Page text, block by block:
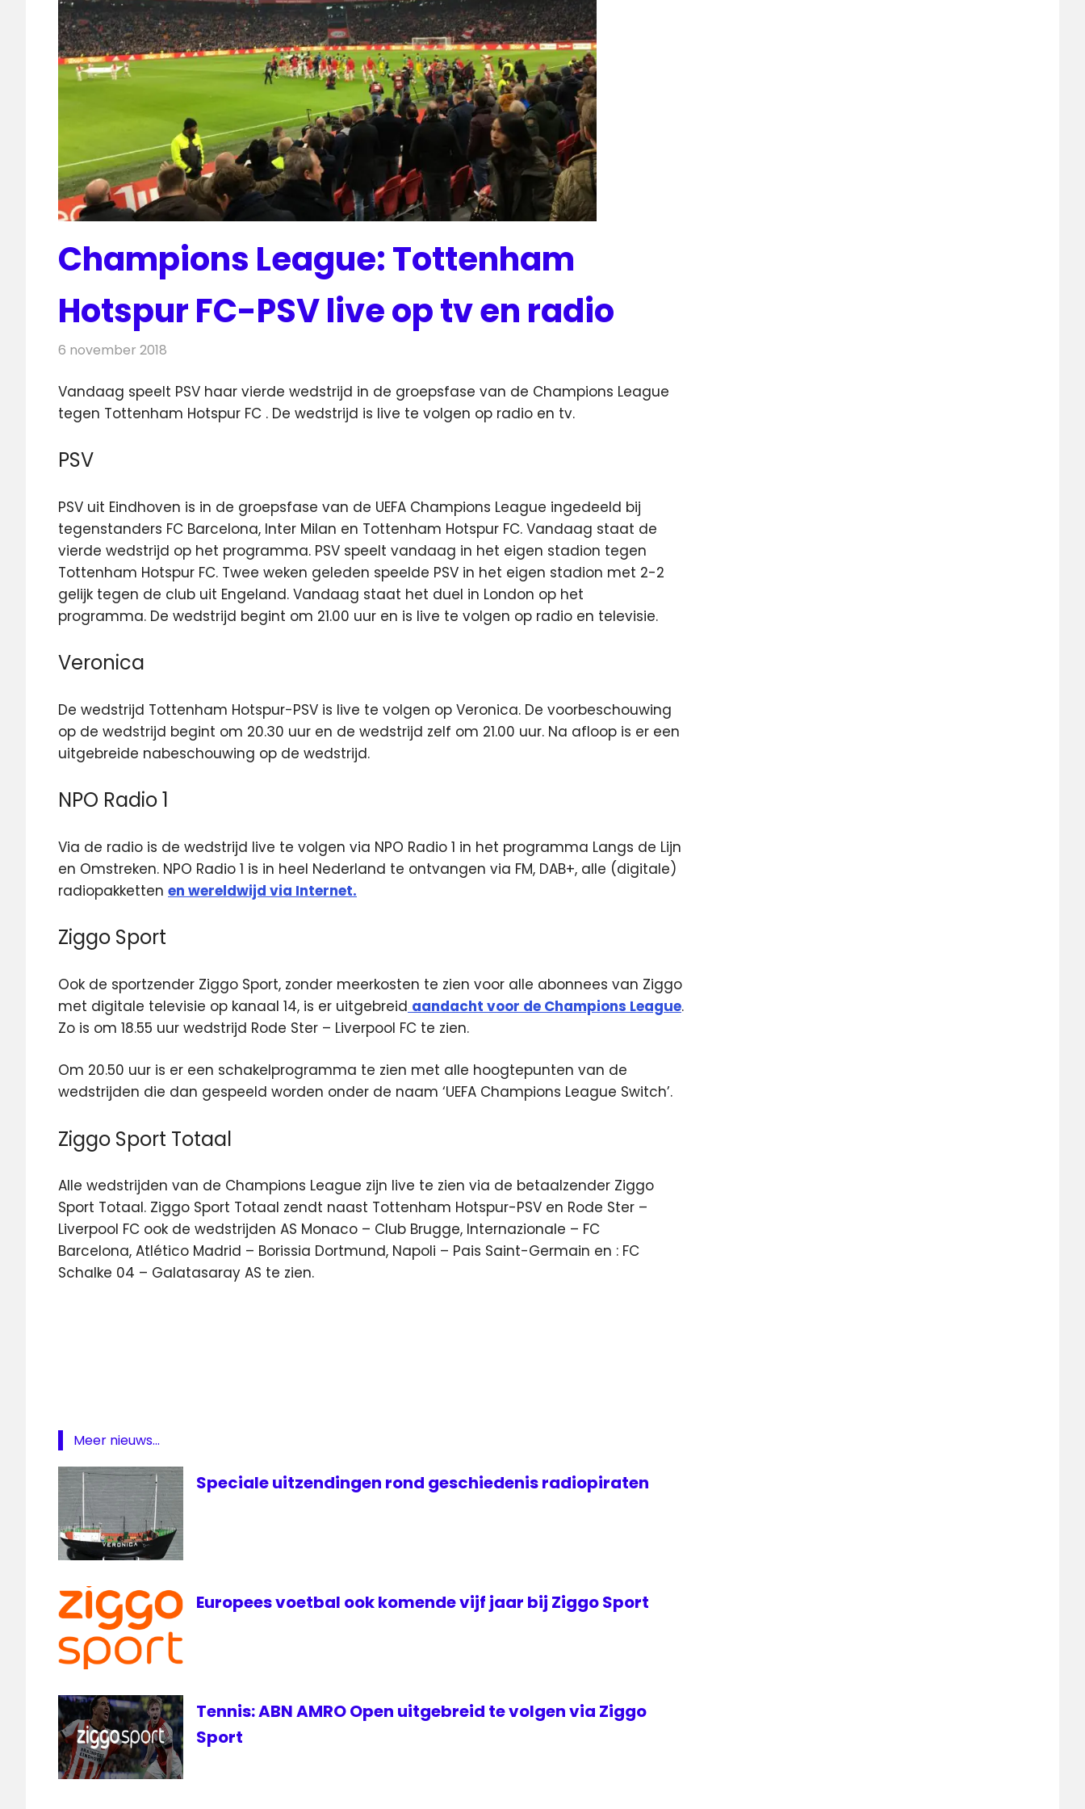
Champions League: Tottenham
Hotspur FC-PSV live op tv en radio
6 november 2018
Vandaag speelt PSV haar vierde wedstrijd in de groepsfase van de Champions League
tegen Tottenham Hotspur FC . De wedstrijd is live te volgen op radio en tv.
PSV
PSV uit Eindhoven is in de groepsfase van de UEFA Champions League ingedeeld bij
tegenstanders FC Barcelona, Inter Milan en Tottenham Hotspur FC. Vandaag staat de
vierde wedstrijd op het programma. PSV speelt vandaag in het eigen stadion tegen
Tottenham Hotspur FC. Twee weken geleden speelde PSV in het eigen stadion met 2-2
gelijk tegen de club uit Engeland. Vandaag staat het duel in London op het
programma. De wedstrijd begint om 21.00 uur en is live te volgen op radio en televisie.
Veronica
De wedstrijd Tottenham Hotspur-PSV is live te volgen op Veronica. De voorbeschouwing
op de wedstrijd begint om 20.30 uur en de wedstrijd zelf om 21.00 uur. Na afloop is er een
uitgebreide nabeschouwing op de wedstrijd.
NPO Radio 1
Via de radio is de wedstrijd live te volgen via NPO Radio 1 in het programma Langs de Lijn
en Omstreken. NPO Radio 1 is in heel Nederland te ontvangen via FM, DAB+, alle (digitale)
radiopakketten en wereldwijd via Internet.
Ziggo Sport
Ook de sportzender Ziggo Sport, zonder meerkosten te zien voor alle abonnees van Ziggo
met digitale televisie op kanaal 14, is er uitgebreid aandacht voor de Champions League.
Zo is om 18.55 uur wedstrijd Rode Ster – Liverpool FC te zien.
Om 20.50 uur is er een schakelprogramma te zien met alle hoogtepunten van de
wedstrijden die dan gespeeld worden onder de naam ‘UEFA Champions League Switch’.
Ziggo Sport Totaal
Alle wedstrijden van de Champions League zijn live te zien via de betaalzender Ziggo
Sport Totaal. Ziggo Sport Totaal zendt naast Tottenham Hotspur-PSV en Rode Ster –
Liverpool FC ook de wedstrijden AS Monaco – Club Brugge, Internazionale – FC
Barcelona, Atlético Madrid – Borissia Dortmund, Napoli – Pais Saint-Germain en : FC
Schalke 04 – Galatasaray AS te zien.
Livestream
NPO
Radio
1
PSV
live
radio
1
Tottenham
Veronica
Ziggo
Sport
Ziggo
Meer nieuws...
Speciale uitzendingen rond geschiedenis radiopiraten
Europees voetbal ook komende vijf jaar bij Ziggo Sport
Tennis: ABN AMRO Open uitgebreid te volgen via Ziggo
Sport